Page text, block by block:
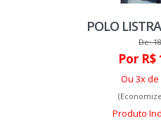
POLO
De:
Por R$
Ou 3x de
Produto